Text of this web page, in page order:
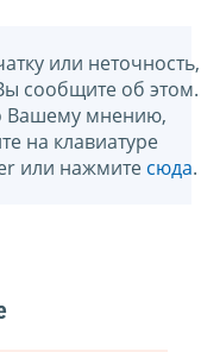
или неточность,
сообщите об этом.
Вашему мнению,
на клавиатуре
или нажмите сюда.